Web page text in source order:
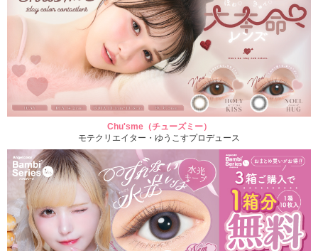
Chu'sme（チューズミー）
モテクリエイター・ゆうこすプロデュース